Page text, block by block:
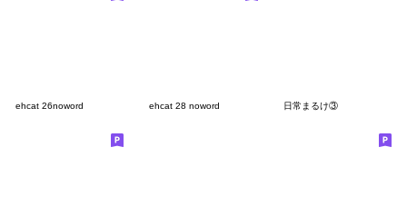
ehcat 26noword ehcat 28 noword 日常まるけ③